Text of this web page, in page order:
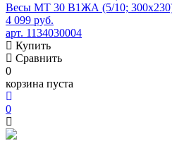
Весы МТ 30 В1ЖА (5/10;
4 099 руб.
арт. 1134030004
Купить
Сравнить
0
корзина пуста
0